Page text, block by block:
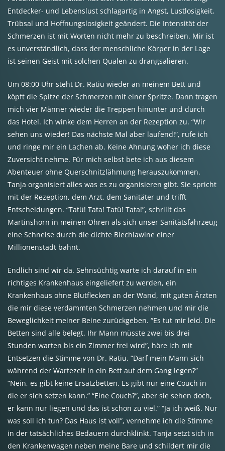
Entdecker- und Lebenslust schlagartig in Angst, Lustlosigkeit,
Trübsal und Hoffnungslosigkeit geändert. Die Intensität der
Schmerzen ist mit Worten nicht mehr zu beschreiben. Mir ist
es unverständlich, dass der menschliche Körper in der Lage
ist seinen Geist mit solchen Qualen zu drangsalieren.
Um 08:00 Uhr steht Dr. Ratiu wieder an meinem Bett und
köpft die Spitze der Schmerzen mit einer Spritze. Dann tragen
mich vier Männer wieder die Treppen hinunter und durch
das Hotel. Ich winke dem Herren an der Rezeption zu. “Wir
sehen uns wieder! Das nächste Mal aber laufend!”, rufe ich
und ringe mir ein Lachen ab. Keine Ahnung woher ich diese
Zuversicht nehme. Für mich selbst bete ich aus diesem
Abenteuer ohne Querschnitzlähmung herauszukommen.
Tanja organisiert alles was es zu organisieren gibt. Sie spricht
mit der Rezeption, dem Arzt, dem Sanitäter und trifft
Entscheidungen. “Tatü! Tata! Tatü! Tata!”, schrillt das
Martinshorn in meinen Ohren als sich unser Sanitätsfahrzeug
eine Schneise durch die dichte Blechlawine einer
Millionenstadt bahnt.
Endlich sind wir da. Sehnsüchtig warte ich darauf in ein
richtiges Krankenhaus eingeliefert zu werden, ein
Krankenhaus ohne Blutflecken an der Wand, mit guten Ärzten
die mir diese verdammten Schmerzen nehmen und mir die
Beweglichkeit meiner Beine zurückgeben. “Es tut mir leid. Die
Betten sind alle belegt. Ihr Mann müsste zwei bis drei
Stunden warten bis ein Zimmer frei wird”, höre ich mit
Entsetzen die Stimme von Dr. Ratiu. “Darf mein Mann sich
während der Wartezeit in ein Bett auf dem Gang legen?”
“Nein, es gibt keine Ersatzbetten. Es gibt nur eine Couch in
die er sich setzen kann.” “Eine Couch?”, aber sie sehen doch,
er kann nur liegen und das ist schon zu viel.” “Ja ich weiß. Nur
was soll ich tun? Das Haus ist voll”, vernehme ich die Stimme
in der tatsächliches Bedauern durchklinkt. Tanja setzt sich in
den Krankenwagen neben meine Bare und schildert mir die